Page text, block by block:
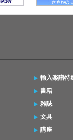
輸入楽譜特
書籍
雑誌
文具
講座